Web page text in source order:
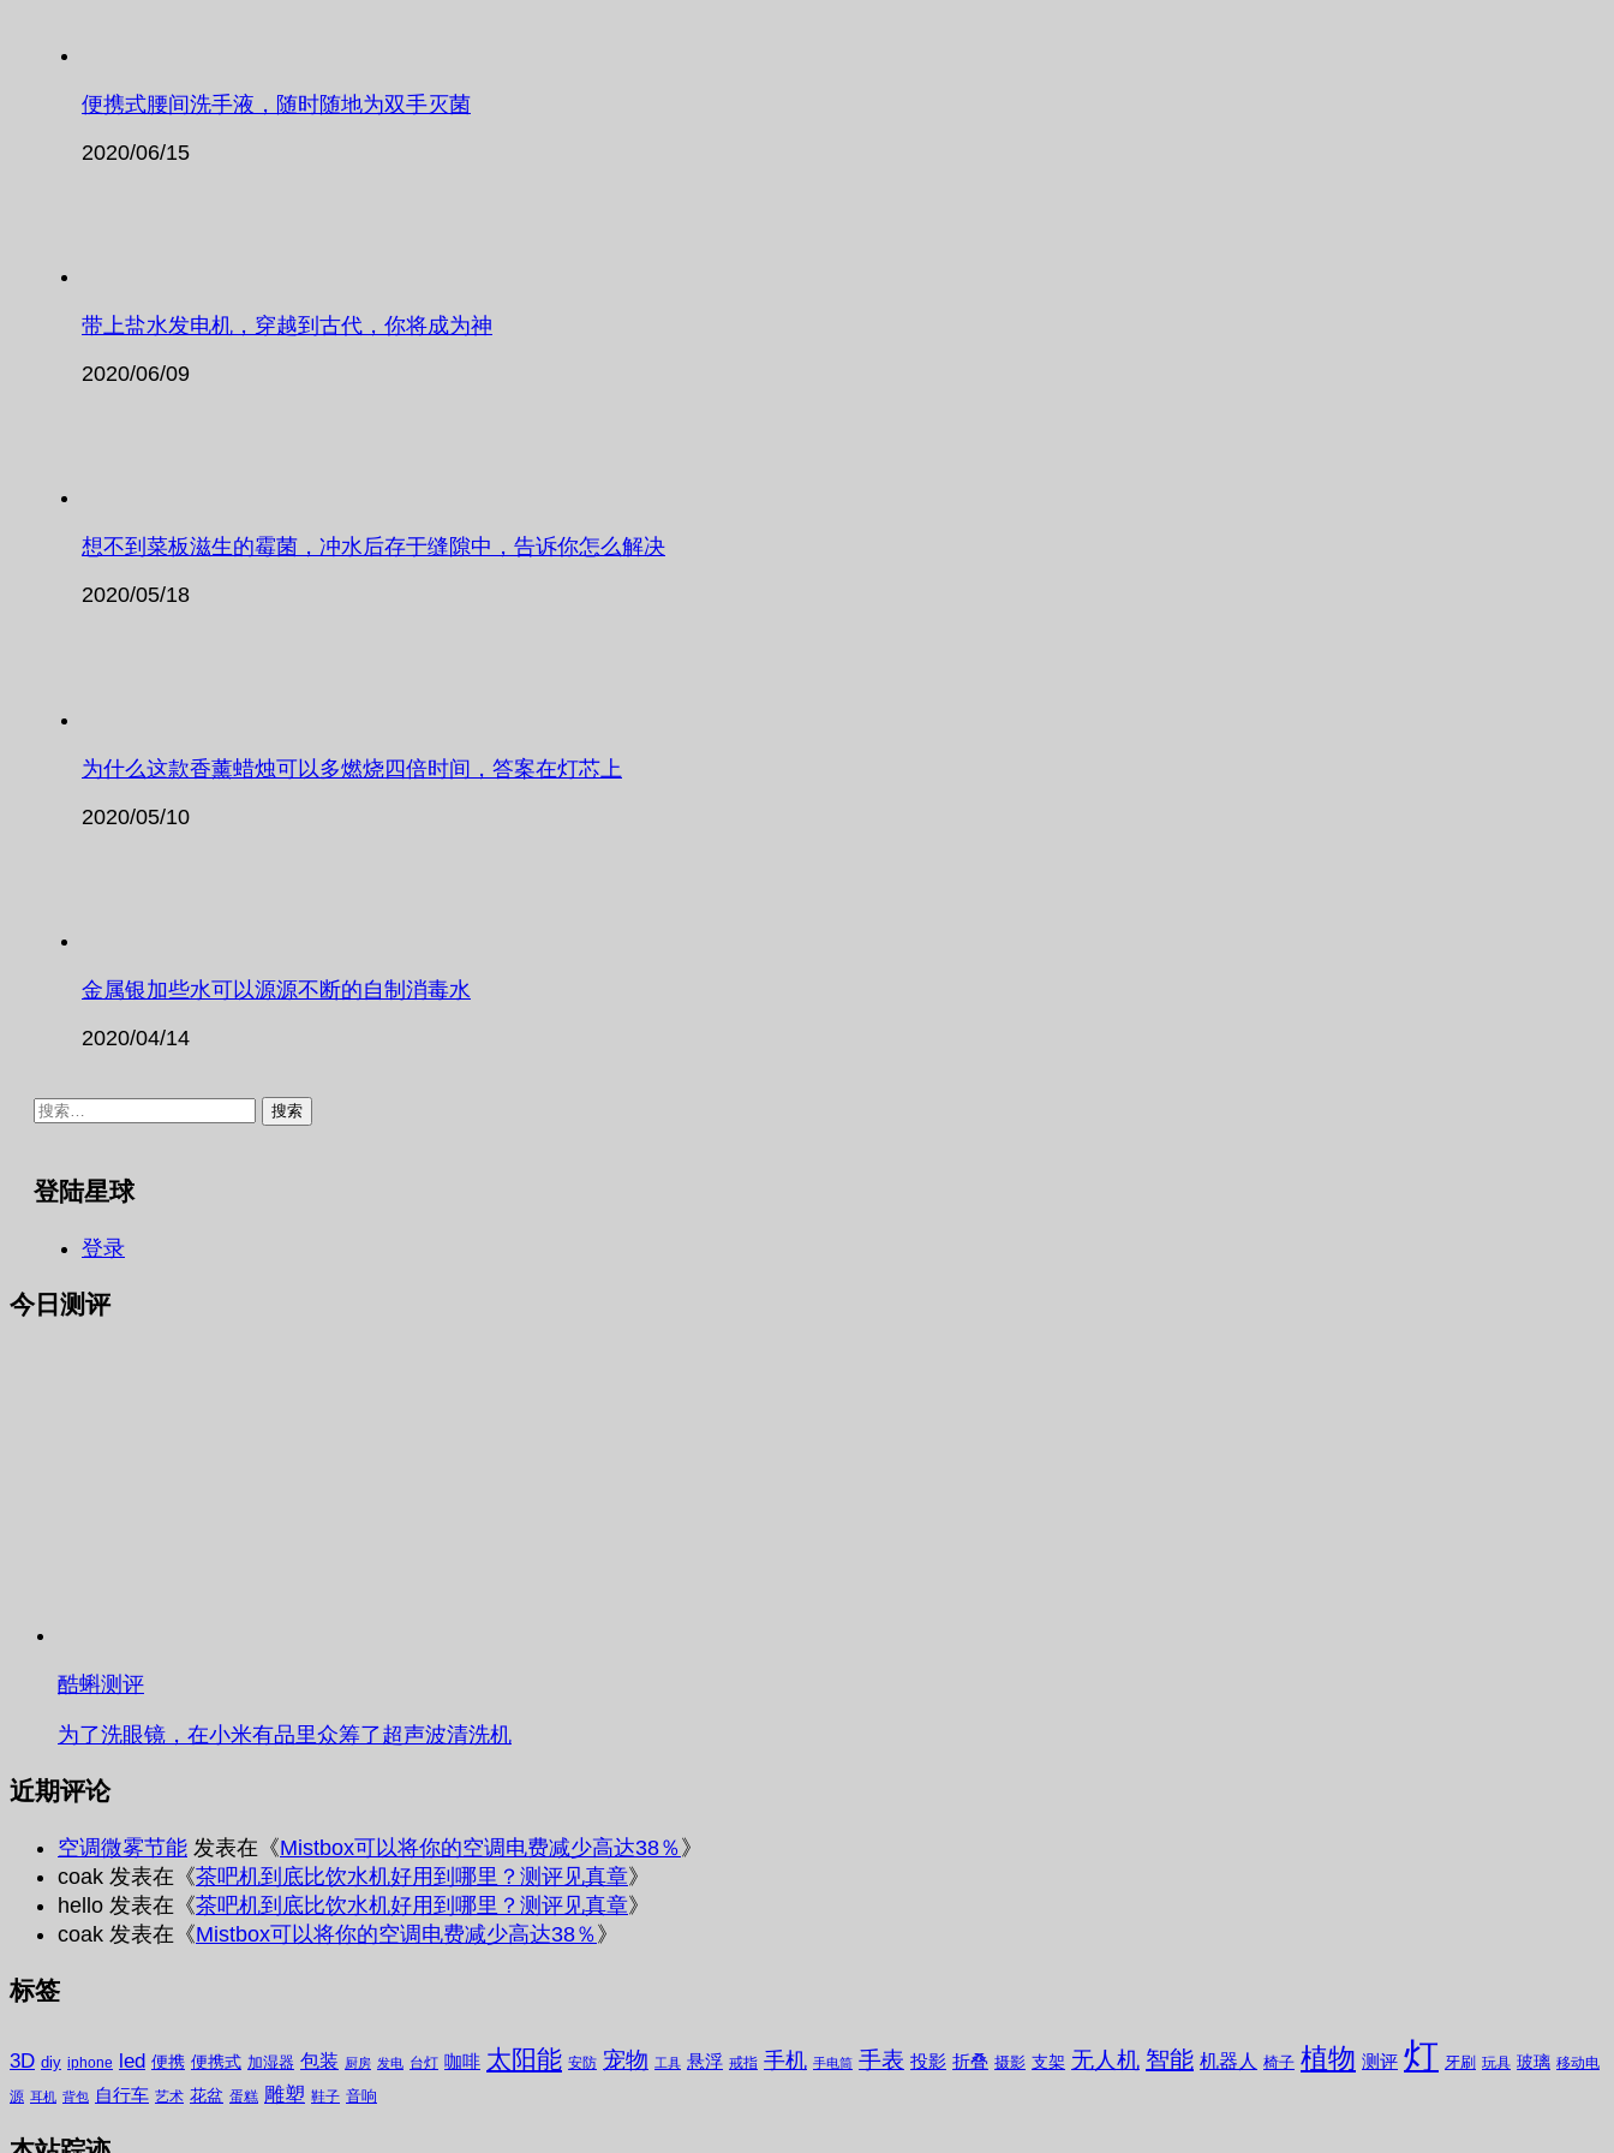
便携式腰间洗手液，随时随地为双手灭菌
2020/06/15
带上盐水发电机，穿越到古代，你将成为神
2020/06/09
想不到菜板滋生的霉菌，冲水后存于缝隙中，告诉你怎么解决
2020/05/18
为什么这款香薰蜡烛可以多燃烧四倍时间，答案在灯芯上
2020/05/10
金属银加些水可以源源不断的自制消毒水
2020/04/14
搜
登陆星球
登录
今日测评
酷蝌测评
为了洗眼镜，在小米有品里众筹了超声波清洗机
近期评论
空调微雾节能 发表在《Mistbox可以将你的空调电费减少高达38％ 》
coak 发表在《茶吧机到底比饮水机好用到哪里？测评见真章》
hello 发表在《茶吧机到底比饮水机好用到哪里？测评见真章》
coak 发表在《Mistbox可以将你的空调电费减少高达38％ 》
标签
3D diy iphone led 便携 便携式 加湿器 包装 厨房 发电 台灯 咖啡 太阳能 安防 宠物 工具 悬浮 戒指 手机 手电筒 手表 投影 折叠 摄影 支架 无人机 智能 机器人 椅子 植物 测评 灯 牙刷 玩具 玻璃 移动电
源 耳机 背包 自行车 艺术 花盆 蛋糕 雕塑 鞋子 音响